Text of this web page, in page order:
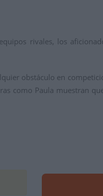
rivales, los
obstáculo en
como Paula muestran